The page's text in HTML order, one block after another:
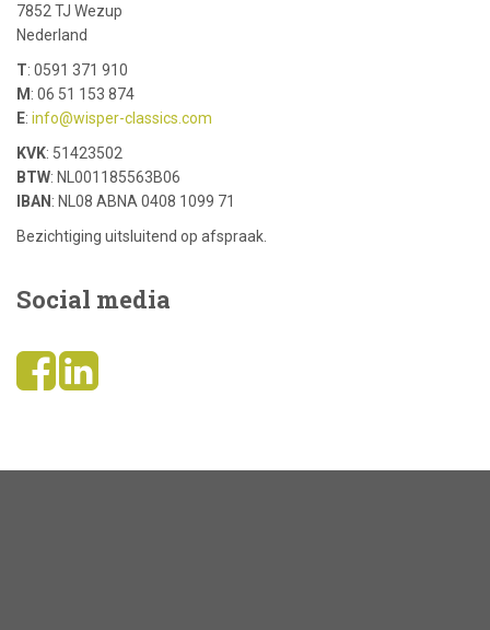
7852 TJ Wezup
Nederland
T: 0591 371 910
M : 06 51 153 874
E: info@wisper-classics.com
KVK: 51423502
BTW: NL001185563B06
IBAN : NL08 ABNA 0408 1099 71
Bezichtiging uitsluitend op afspraak.
Social media